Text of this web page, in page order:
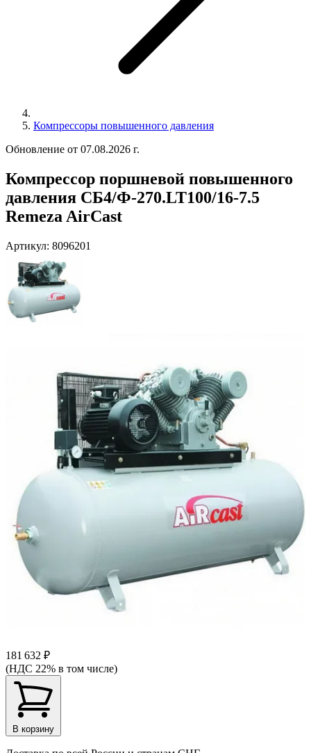
Компрессоры повышенного давления
Обновление от 07.08.2026 г.
Компрессор поршневой повышенного
давления СБ4/Ф-270.LT100/16-7.5
Remeza AirCast
Артикул: 8096201
181 632 ₽
(НДС 22% в том числе)
В корзину